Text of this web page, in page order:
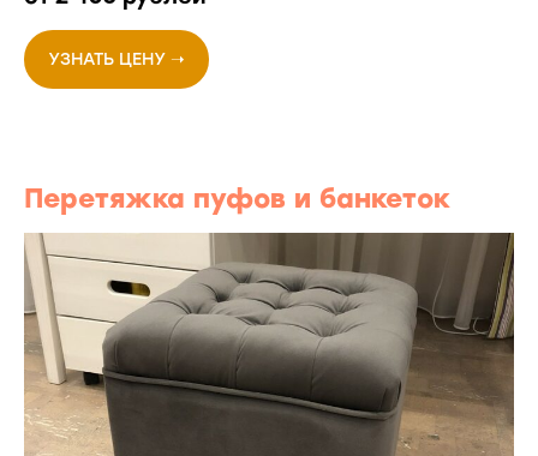
УЗНАТЬ ЦЕНУ ➝
Перетяжка пуфов и банкеток